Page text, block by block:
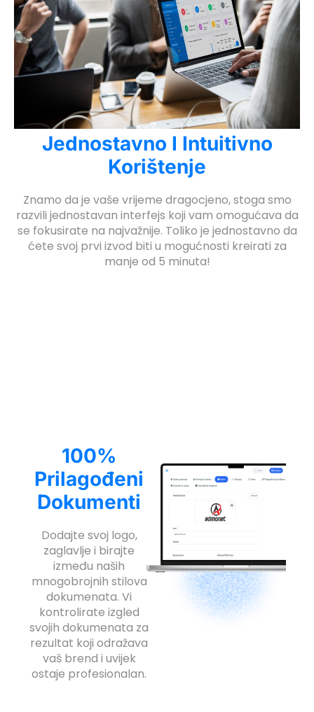
giriş
giriş
giriş
Jednostavno I Intuitivno
Korištenje
Znamo da je vaše vrijeme dragocjeno, stoga smo
razvili jednostavan interfejs koji vam omogućava da
se fokusirate na najvažnije. Toliko je jednostavno da
ćete svoj prvi izvod biti u mogućnosti kreirati za
manje od 5 minuta!
100%
Prilagođeni
Dokumenti
Dodajte svoj logo,
zaglavlje i birajte
između naših
mnogobrojnih stilova
dokumenata. Vi
kontrolirate izgled
svojih dokumenata za
rezultat koji odražava
vaš brend i uvijek
ostaje profesionalan.